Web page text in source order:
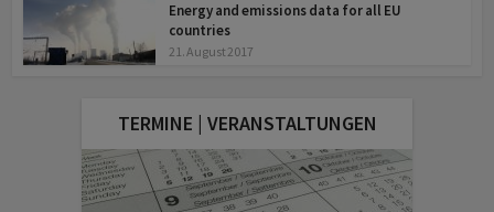
Energy and emissions data for all EU
countries
21. August 2017
TERMINE | VERANSTALTUNGEN